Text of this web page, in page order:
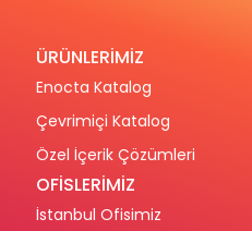
ÜRÜNLERİMİZ
Enocta Katalog
Çevrimiçi Katalog
Özel İçerik Çözümleri
OFİSLERİMİZ
İstanbul Ofisimiz